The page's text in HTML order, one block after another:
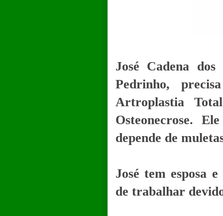
José Cadena
Pedrinho,
Artroplastia
Osteonecrose.
depende de
José tem esposa
de trabalhar